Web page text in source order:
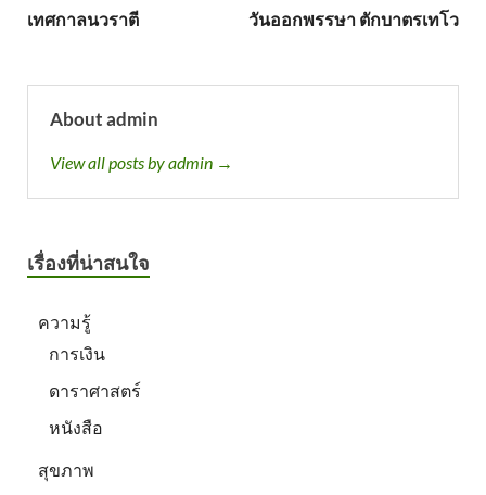
เทศกาลนวราตี วันออกพรรษา ตักบาตรเทโว
About admin
View all posts by admin →
เรื่องที่น่าสนใจ
ความรู้
การเงิน
ดาราศาสตร์
หนังสือ
สุขภาพ